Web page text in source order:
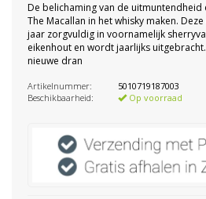
De belichaming van de uitmuntendheid
The Macallan in het whisky maken.
jaar zorgvuldig in voornamelijk
eikenhout en wordt jaarlijks
nieuwe dran
Artikelnummer:
5010719187003
Beschikbaarheid:
Op voorraad